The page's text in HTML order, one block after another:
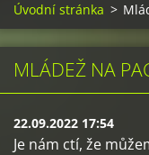
Úvodní stránka >
MLÁDEŽ NA
22.09.2022 17:54
Je nám ctí, že